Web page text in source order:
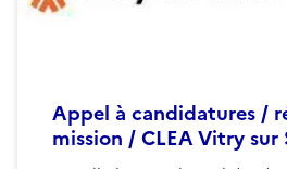
Appel à candidatures /
mission / CLEA Vitry sur